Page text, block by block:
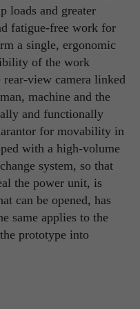
loads and greater
fatigue-free work for
a single, ergonomic
of the work
view camera linked
machine and the
and functionally
for movability in
with a high-volume
system, so that
the power unit, is
can be opened, has
same applies to the
prototype into
(nur für Administratoren
ID. Anhand dieser ID kann
User auf dieser Website
früheren Besuchen